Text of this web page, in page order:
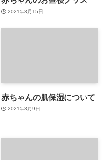
2021年3月15日
赤ちゃんの肌保湿について
2021年3月9日